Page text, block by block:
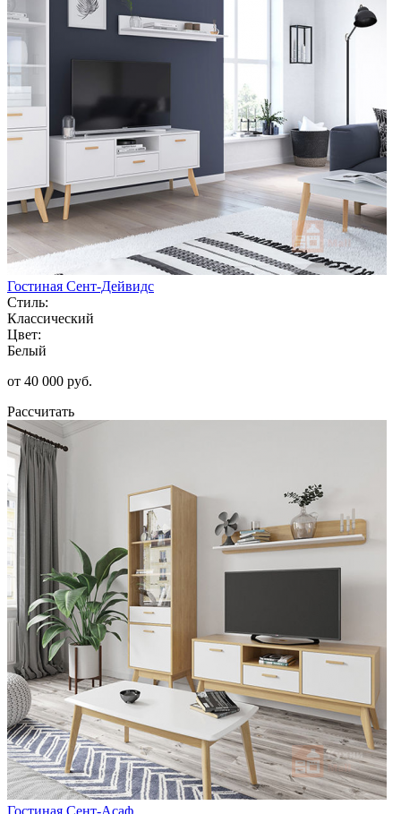
Гостиная Сент-Дейвидс
Стиль:
Классический
Цвет:
Белый
от 40 000 руб.
Рассчитать
Гостиная Сент-Асаф